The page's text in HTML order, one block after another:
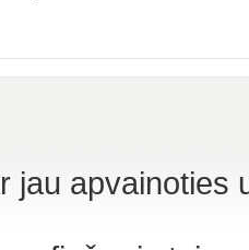
jau apvainoties